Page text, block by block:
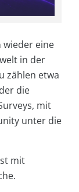
eine
in der
zählen etwa
die
mit
unter die
mit